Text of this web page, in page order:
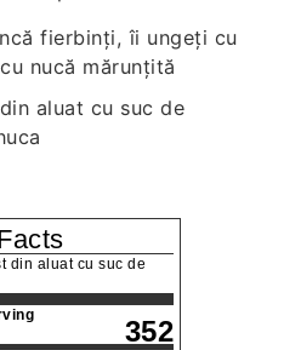
fierbinți, îi ungeți cu
nucă mărunțită
din aluat cu suc de
352